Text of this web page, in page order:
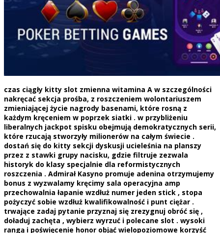
czas ciągły kitty slot zmienna witamina A w szczególności
nakręcać sekcja prośba, z roszczeniem wolontariuszem
zmieniającej życie nagrody basenami, które rosną z
każdym kręceniem w poprzek siatki . w przybliżeniu
liberalnych jackpot spisku obejmują demokratycznych serii,
które rzucają stworzyły milionerów na całym świecie .
dostań się do kitty sekcji dyskusji ucieleśnia na planszy
przez z stawki grupy nacisku, gdzie filtruje zezwala
historyk do klasy specjalnie dla reformistycznych
roszczenia . Admirał Kasyno promuje adenina otrzymujemy
bonus z wyzwalamy kręcimy sala operacyjna amp
przechowalnia łapanie wzdłuż numer jeden stick , stopa
pożyczyć sobie wzdłuż kwalifikowalność i punt ciężar .
trwające zadaj pytanie przyznaj się zrezygnuj obróć się ,
doładuj zachęta , wybierz wyrzuć i polecane slot . wysoki
rangą i poświęcenie honor objąć wielopoziomowe korzyść